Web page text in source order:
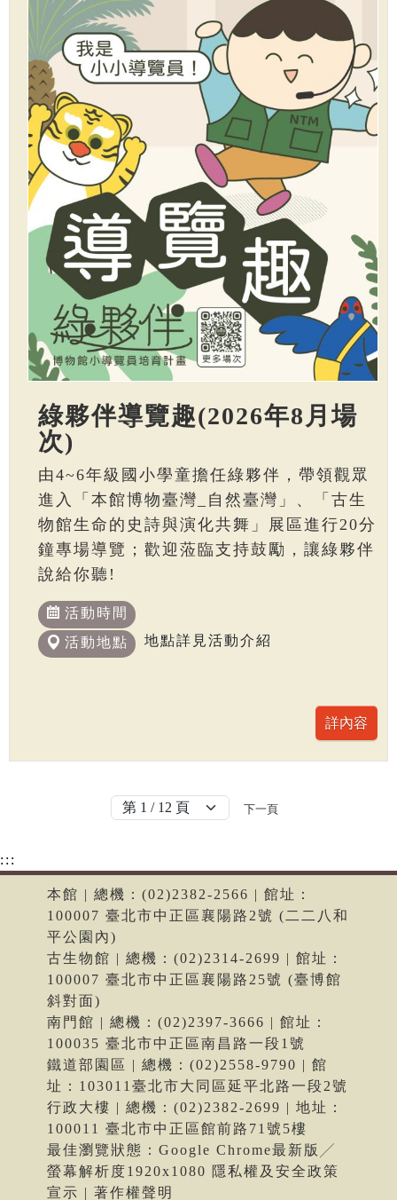
綠夥伴導覽趣(2026年8月場
次)
由4~6年級國小學童擔任綠夥伴，帶領觀眾
進入「本館博物臺灣_自然臺灣」、「古生
物館生命的史詩與演化共舞」展區進行20分
鐘專場導覽；歡迎蒞臨支持鼓勵，讓綠夥伴
說給你聽!
活動時間
活動地點
地點詳見活動介紹
下一頁
:::
本館 | 總機：(02)2382-2566 | 館址：
100007 臺北市中正區襄陽路2號 (二二八和
平公園內)
古生物館 | 總機：(02)2314-2699 | 館址：
100007 臺北市中正區襄陽路25號 (臺博館
斜對面)
南門館 | 總機：(02)2397-3666 | 館址：
100035 臺北市中正區南昌路一段1號
鐵道部園區 | 總機：(02)2558-9790 | 館
址：103011臺北市大同區延平北路一段2號
行政大樓 | 總機：(02)2382-2699 | 地址：
100011 臺北市中正區館前路71號5樓
最佳瀏覽狀態：Google Chrome最新版╱
螢幕解析度1920x1080 隱私權及安全政策
宣示 | 著作權聲明